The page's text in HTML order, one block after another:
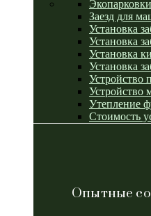
Заезд для
Установка
Установка
Установка
Установка
Устройство
Устройство
Утепление
Стоимость
Опытные